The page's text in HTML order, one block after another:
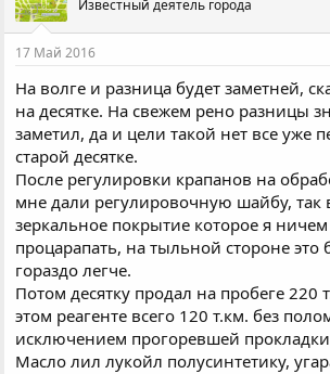
т
и
:
Известный деятель города
17 Май 2016
На волге и разница будет заметней,
на десятке. На свежем рено разницы
заметил, да и цели такой нет все уже
старой десятке.
После регулировки крапанов на
мне дали регулировочную шайбу, так
зеркальное покрытие которое я
процарапать, на тыльной стороне это
гораздо легче.
Потом десятку продал на пробеге 220
этом реагенте всего 120 т.км. без
исключением прогоревшей
Масло лил лукойл полусинтетику,